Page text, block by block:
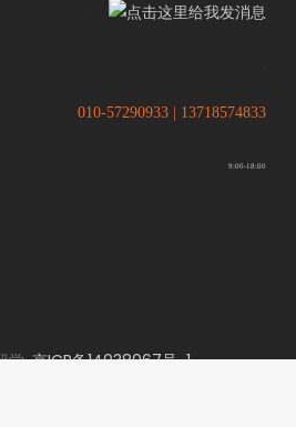
010-57290933 | 13718574833
9:00-18:00
学.京ICP备14038067号-1